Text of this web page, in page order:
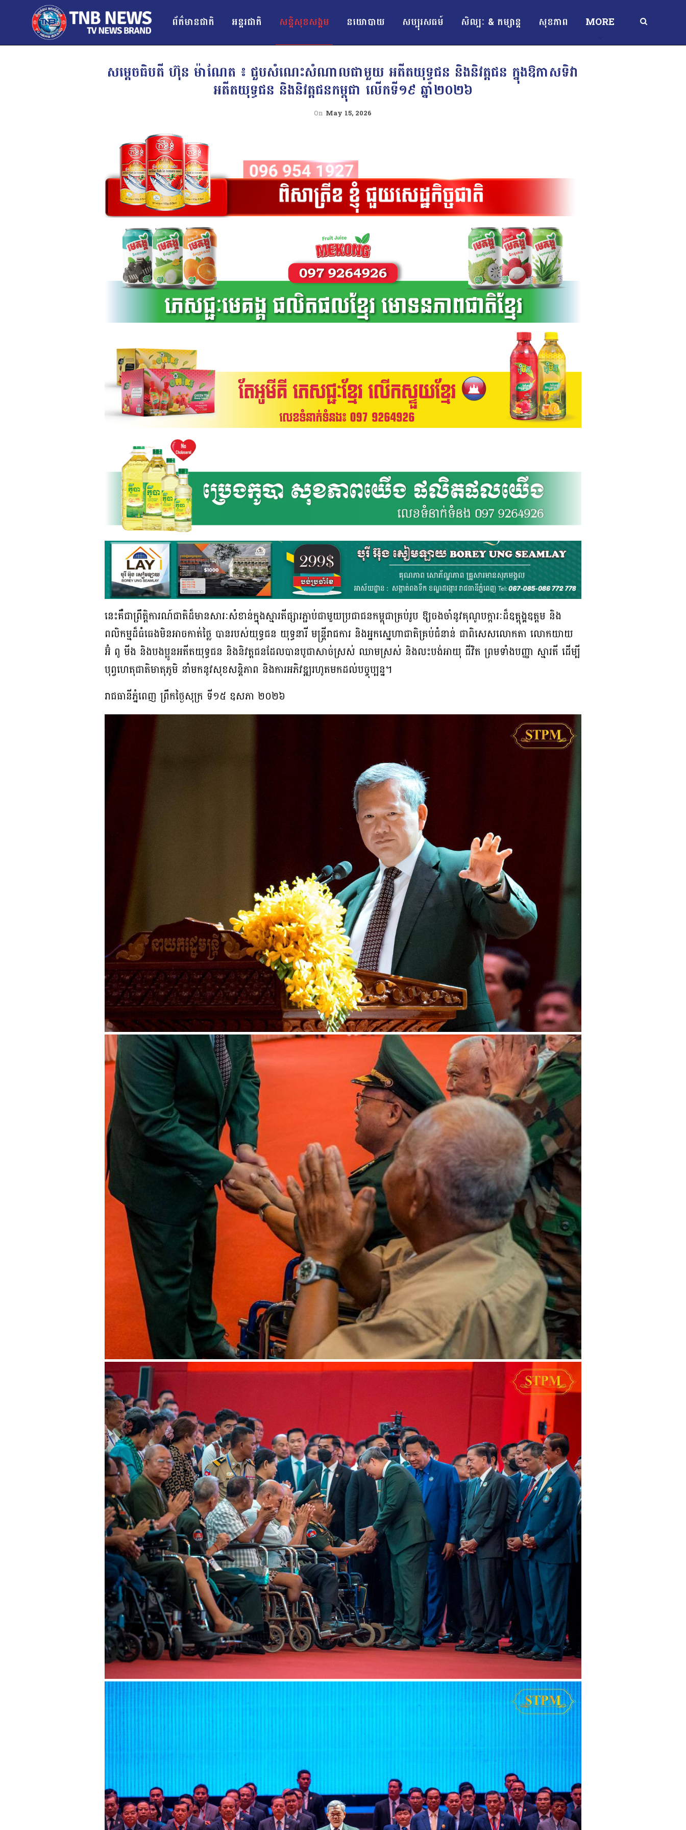
ព័ត៌មានជាតិ អន្ដរជាតិ សន្តិសុខសង្គម នយោបាយ សប្បុរសធម៍ សិល្បៈ & កម្សាន្ត សុខភាព MORE
សម្តេចធិបតី ហ៊ុន ម៉ាណែត ៖ ជួបសំណេះសំណាលជាមួយ អតីតយុទ្ធជន និងនិវត្តជន ក្នុងឱកាសទិវា
អតីតយុទ្ធជន និងនិវត្តជនកម្ពុជា លើកទី១៩ ឆ្នាំ២០២៦
On May 15, 2026
នេះគឺជាព្រឹត្តិការណ៍ជាតិដ៏មានសារៈសំខាន់ក្នុងស្មារតីផ្សារភ្ជាប់ជាមួយប្រជាជនកម្ពុជាគ្រប់រូប ឱ្យចងចាំនូវគុណូបក្ការៈដ៏ឧត្តុង្គឧត្តម និង
ពលិកម្មដ៏ធំធេងមិនអាចកាត់ថ្លៃ បានរបស់យុទ្ធជន យុទ្ធនារី មន្ត្រីរាជការ និងអ្នកស្នេហាជាតិគ្រប់ជំនាន់ ជាពិសេសលោកតា លោកយាយ
អ៊ំ ពូ មីង និងបងប្អូនអតីតយុទ្ធជន និងនិវត្តជនដែលបានបូជាសាច់ស្រស់ ឈាមស្រស់ និងលះបង់អាយុ ជីវិត ព្រមទាំងបញ្ញា ស្មារតី ដើម្បី
បុព្វហេតុជាតិមាតុភូមិ នាំមកនូវសុខសន្តិភាព និងការអភិវឌ្ឍរហូតមកដល់បច្ចុប្បន្ន។
រាជធានីភ្នំពេញ ព្រឹកថ្ងៃសុក្រ ទី១៥ ឧសភា ២០២៦